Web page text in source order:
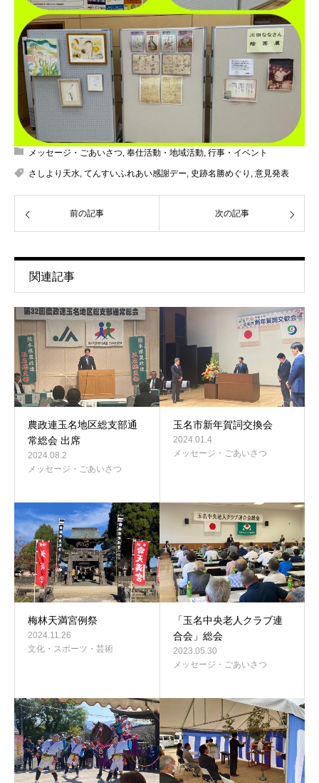
メッセージ・ごあいさつ, 奉仕活動・地域活動, 行事・イベント
さしより天水, てんすいふれあい感謝デー, 史跡名勝めぐり , 意見発表
前の記事 次の記事
関連記事
農政連玉名地区総支部通
常総会 出席
2024.08.2
メッセージ・ごあいさつ
玉名市新年賀詞交換会
2024.01.4
メッセージ・ごあいさつ
梅林天満宮例祭
2024.11.26
文化・スポーツ・芸術
「玉名中央老人クラブ連
合会」総会
2023.05.30
メッセージ・ごあいさつ